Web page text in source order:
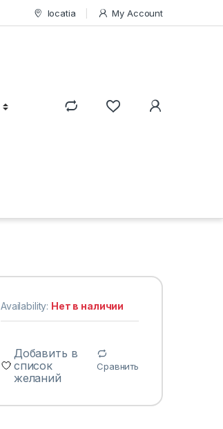
locatia My Account
Availability: Нет в наличии
Добавить в
список
желаний
Сравнить